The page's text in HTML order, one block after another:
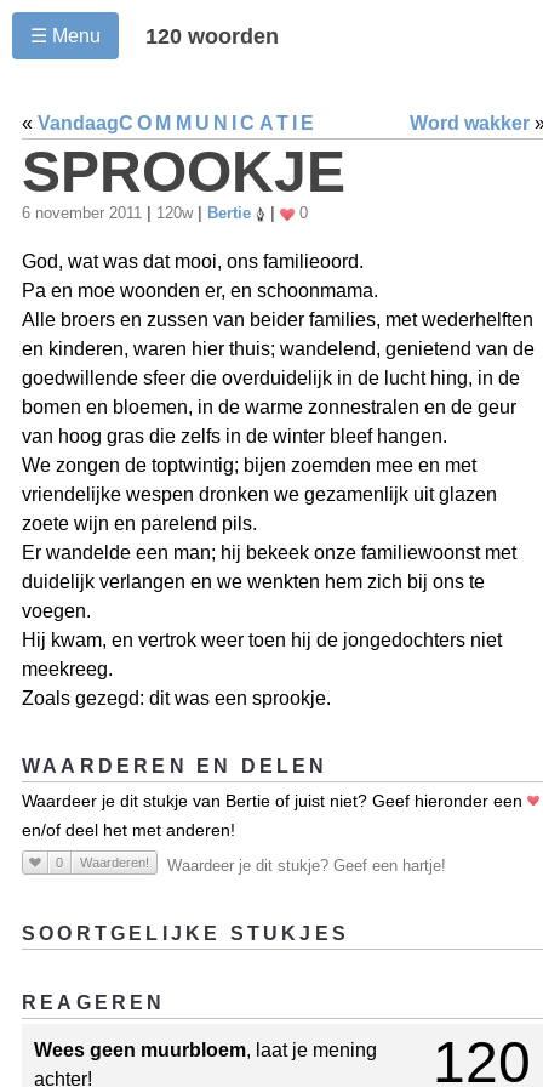
☰ Menu 120 woorden
« Vandaag Word wakker
COMMUNICATIE
SPROOKJE
6 november 2011 120w Bertie 0
God, wat was dat mooi, ons familieoord.
Pa en moe woonden er, en schoonmama.
Alle broers en zussen van beider families, met wederhelften
en kinderen, waren hier thuis; wandelend, genietend van de
goedwillende sfeer die overduidelijk in de lucht hing, in de
bomen en bloemen, in de warme zonnestralen en de geur
van hoog gras die zelfs in de winter bleef hangen.
We zongen de toptwintig; bijen zoemden mee en met
vriendelijke wespen dronken we gezamenlijk uit glazen
zoete wijn en parelend pils.
Er wandelde een man; hij bekeek onze familiewoonst met
duidelijk verlangen en we wenkten hem zich bij ons te
voegen.
Hij kwam, en vertrok weer toen hij de jongedochters niet
meekreeg.
Zoals gezegd: dit was een sprookje.
WAARDEREN EN DELEN
Waardeer je dit stukje van Bertie of juist niet? Geef hieronder een
en/of deel het met anderen!
0 Waarderen! Waardeer je dit stukje? Geef een hartje!
SOORTGELIJKE STUKJES
REAGEREN
120
Wees geen muurbloem, laat je mening
achter!